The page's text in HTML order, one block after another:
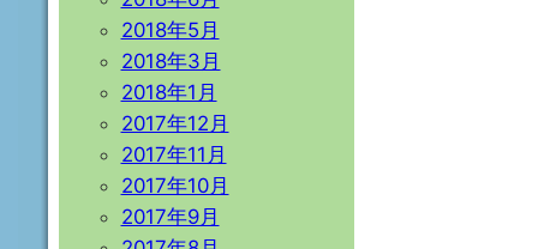
2018年5月
2018年3月
2018年1月
2017年12月
2017年11月
2017年10月
2017年9月